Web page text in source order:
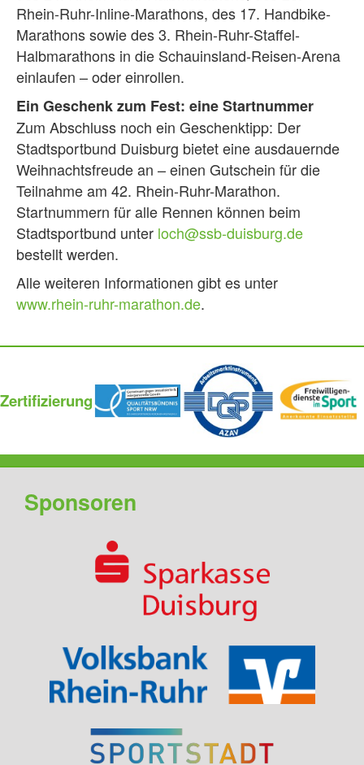
Rhein-Ruhr-Inline-Marathons, des 17. Handbike-
Marathons sowie des 3. Rhein-Ruhr-Staffel-
Halbmarathons in die Schauinsland-Reisen-Arena
einlaufen – oder einrollen.
Ein Geschenk zum Fest: eine Startnummer
Zum Abschluss noch ein Geschenktipp: Der
Stadtsportbund Duisburg bietet eine ausdauernde
Weihnachtsfreude an – einen Gutschein für die
Teilnahme am 42. Rhein-Ruhr-Marathon.
Startnummern für alle Rennen können beim
Stadtsportbund unter loch@ssb-duisburg.de
bestellt werden.
Alle weiteren Informationen gibt es unter
www.rhein-ruhr-marathon.de.
Zertifizierung
Sponsoren